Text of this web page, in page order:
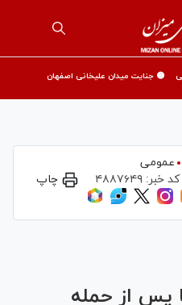
🟡 جنایت میدان علیخانی اصفهان
عمومی
کد خبر: ۴۸۸۷۶۴۹ چاپ
Video
پس از حمله